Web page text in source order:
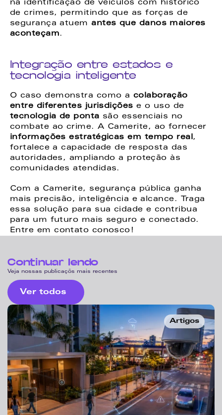
na identificação de veículos com histórico
de crimes, permitindo que as forças de
segurança atuem antes que danos maiores
aconteçam .
Integração entre estados e
tecnologia inteligente
O caso demonstra como a colaboração
entre diferentes jurisdições
tecnologia de ponta são essenciais no
informações estratégicas em tempo real,
fortalece a capacidade de resposta das
autoridades, ampliando a proteção às
comunidades atendidas.
Com a Camerite, segurança pública ganha
mais precisão, inteligência e alcance. Traga
essa solução para sua cidade e contribua
para um futuro mais seguro e conectado.
Entre em contato conosco!
Continuar lendo
Veja nossas publicaçõs mais recentes
Ver todos
Artigos